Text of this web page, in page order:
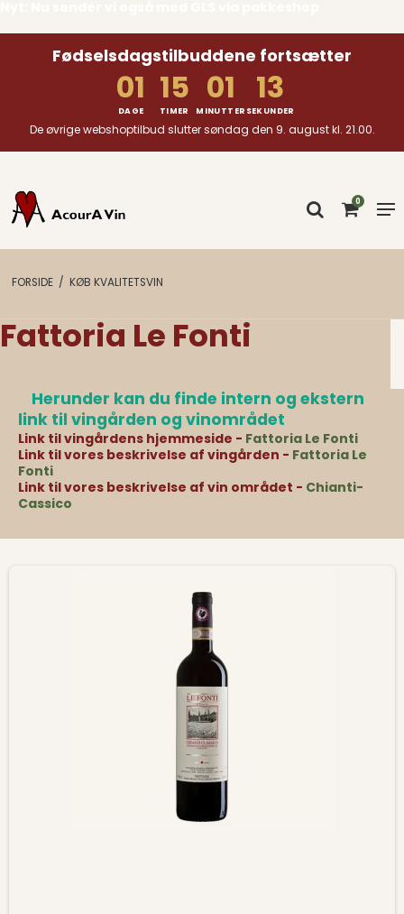
Fødselsdagstilbuddene fortsætter
01
DAGE
15
TIMER
01
MINUTTER
12
SEKUNDER
De øvrige webshoptilbud slutter søndag den 9. august kl. 21.00.
0
FORSIDE / KØB KVALITETSVIN
Fattoria Le Fonti
Herunder kan du finde intern og ekstern
link til vingården og vinområdet
Link til vingårdens hjemmeside - Fattoria Le Fonti
Link til vores beskrivelse af vingården - Fattoria Le
Fonti
Link til vores beskrivelse af vin området - Chianti-
Cassico